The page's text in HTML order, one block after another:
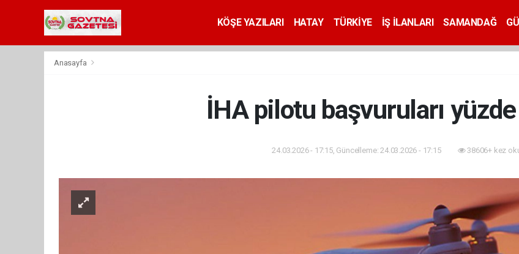
KÖŞE YAZILARI HATAY TÜRKİYE İŞ İLANLARI SAMANDAĞ
Anasayfa
İHA pilotu başvuruları
24.03.2026 - 17:15, Güncelleme: 24.03.2026 - 17:15 38606+ kez